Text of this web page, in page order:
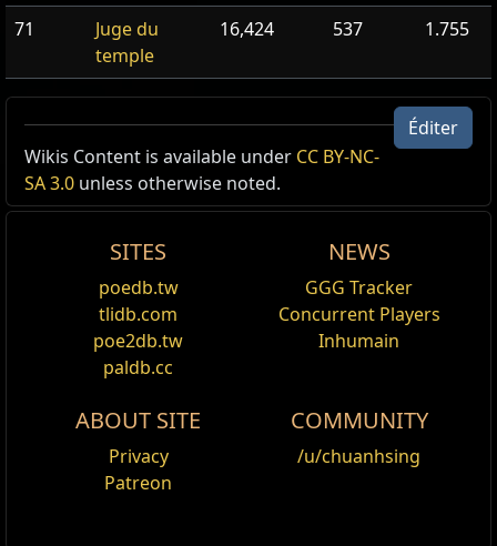
71
Juge du
temple
16,424 537 1.755
Grand-place, Carte
Cartes
Palier de Carte:
Rendez-vous dans une Carte de ce palier ou d'un
palier inférieur en utilisant cet objet dans votre
Dispositif cartographique. Les Cartes se consomment
à l'utilisation.
City Square Map
Éditer
Wikis Content is available under CC BY-NC-
SA 3.0 unless otherwise noted.
SITES
poedb.tw
tlidb.com
poe2db.tw
paldb.cc
NEWS
GGG Tracker
Concurrent Players
Inhumain
ABOUT SITE
Privacy
Patreon
COMMUNITY
/u/chuanhsing